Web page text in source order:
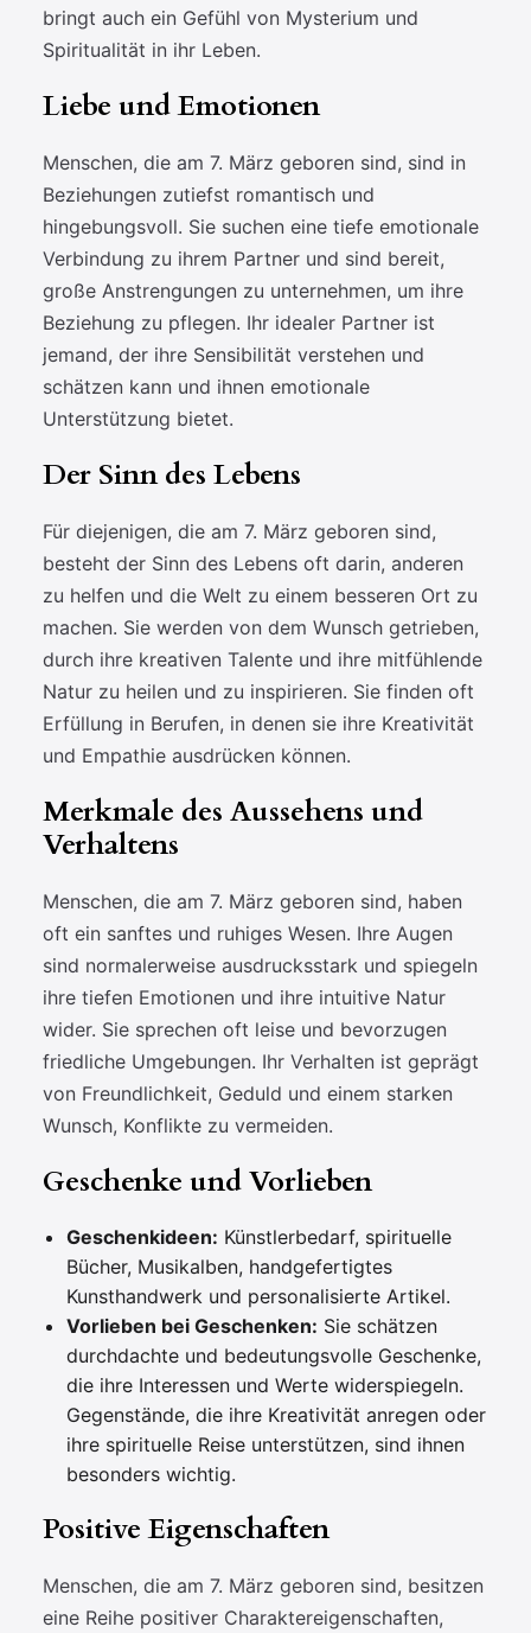
bringt auch ein Gefühl von Mysterium und
Spiritualität in ihr Leben.
Liebe und Emotionen
Menschen, die am 7. März geboren sind, sind in
Beziehungen zutiefst romantisch und
hingebungsvoll. Sie suchen eine tiefe emotionale
Verbindung zu ihrem Partner und sind bereit,
große Anstrengungen zu unternehmen, um ihre
Beziehung zu pflegen. Ihr idealer Partner ist
jemand, der ihre Sensibilität verstehen und
schätzen kann und ihnen emotionale
Unterstützung bietet.
Der Sinn des Lebens
Für diejenigen, die am 7. März geboren sind,
besteht der Sinn des Lebens oft darin, anderen
zu helfen und die Welt zu einem besseren Ort zu
machen. Sie werden von dem Wunsch getrieben,
durch ihre kreativen Talente und ihre mitfühlende
Natur zu heilen und zu inspirieren. Sie finden oft
Erfüllung in Berufen, in denen sie ihre Kreativität
und Empathie ausdrücken können.
Merkmale des Aussehens und
Verhaltens
Menschen, die am 7. März geboren sind, haben
oft ein sanftes und ruhiges Wesen. Ihre Augen
sind normalerweise ausdrucksstark und spiegeln
ihre tiefen Emotionen und ihre intuitive Natur
wider. Sie sprechen oft leise und bevorzugen
friedliche Umgebungen. Ihr Verhalten ist geprägt
von Freundlichkeit, Geduld und einem starken
Wunsch, Konflikte zu vermeiden.
Geschenke und Vorlieben
Geschenkideen: Künstlerbedarf, spirituelle
Bücher, Musikalben, handgefertigtes
Kunsthandwerk und personalisierte Artikel.
Vorlieben bei Geschenken: Sie schätzen
durchdachte und bedeutungsvolle Geschenke,
die ihre Interessen und Werte widerspiegeln.
Gegenstände, die ihre Kreativität anregen oder
ihre spirituelle Reise unterstützen, sind ihnen
besonders wichtig.
Positive Eigenschaften
Menschen, die am 7. März geboren sind, besitzen
eine Reihe positiver Charaktereigenschaften,